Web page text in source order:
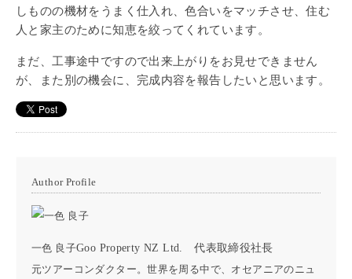
しものの機材をうまく仕入れ、色合いをマッチさせ、住む
人と家主のために知恵を絞ってくれています。
まだ、工事途中ですので出来上がりをお見せできません
が、また別の機会に、完成内容を報告したいと思います。
Author Profile
一色 良子Goo Property NZ Ltd. 代表取締役社長
元ツアーコンダクター。世界を周る中で、オセアニアのニュ